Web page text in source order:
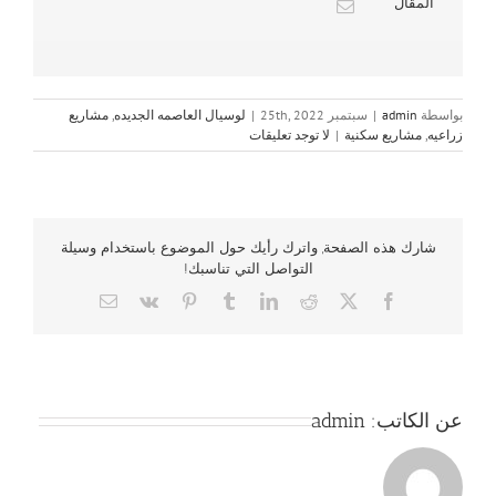
بواسطة admin
| سبتمبر 25th, 2022 | لوسيال العاصمه الجديده مشاريع
زراعيه مشاريع سكنية | لا توجد تعليقات
شارك هذه الصفحة, واترك رأيك حول الموضوع باستخدام وسيلة
التواصل التي تناسبك!
Facebook
X
Reddit
LinkedIn
Tumblr
Pinterest
Vk
Email
عن الكاتب: admin